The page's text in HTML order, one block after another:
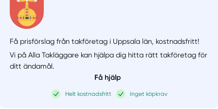
Få prisförslag från takföretag i Uppsala län, kostnadsfritt!
Vi på Alla Takläggare kan hjälpa dig hitta rätt takföretag för
ditt ändamål.
Få hjälp
Helt kostnadsfritt Inget köpkrav